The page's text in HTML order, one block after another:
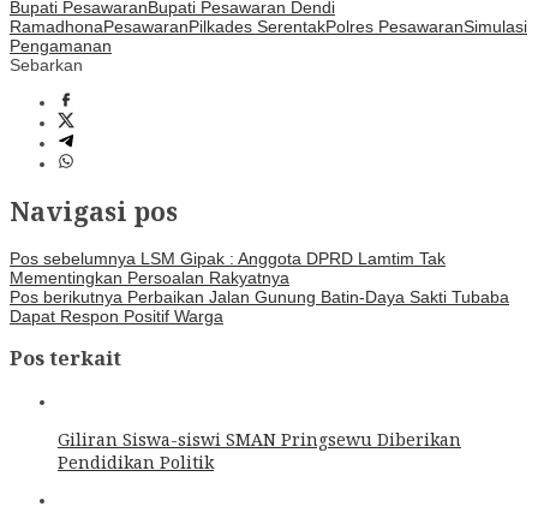
Bupati PesawaranBupati Pesawaran Dendi
RamadhonaPesawaranPilkades SerentakPolres PesawaranSimulasi
Pengamanan
Sebarkan
Navigasi pos
Pos sebelumnya LSM Gipak : Anggota DPRD Lamtim Tak
Mementingkan Persoalan Rakyatnya
Pos berikutnya Perbaikan Jalan Gunung Batin-Daya Sakti Tubaba
Dapat Respon Positif Warga
Pos terkait
Giliran Siswa-siswi SMAN Pringsewu Diberikan
Pendidikan Politik